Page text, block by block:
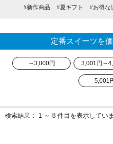
#新作商品 #夏ギフト #お得な
定番スイーツを
～3,000円 3,001円～
5,001
検索結果： 1 ～ 8 件目を表示してい